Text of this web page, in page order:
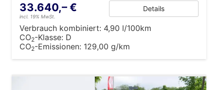
33.640,– €
incl. 19% MwSt.
Details
Verbrauch kombiniert: 4,90 l/100km
CO2-Klasse: D
CO2-Emissionen: 129,00 g/km